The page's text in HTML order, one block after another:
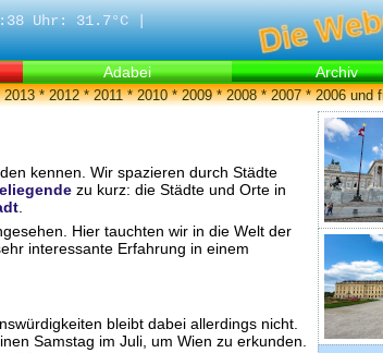
Uhr: 31.7°C |
Adabei Archiv
2013*2012*2011*2010*2009*2008*2007*2006 und
kennen. Wir spazieren durch Städte
zu kurz: die Städte und Orte in
Hier tauchten wir in die Welt der
interessante Erfahrung in einem
bleibt dabei allerdings nicht.
Samstag im Juli, um Wien zu erkunden.